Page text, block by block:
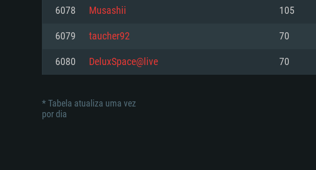
Disco: 23,1 GB
Network: Internet de banda larga.
Disco: 21,5 GB
Network: Internet de banda larga.
Disco: 21,5 GB
6078 Musashii 105
6079 taucher92 70
6080 DeluxSpace@live 70
* Tabela atualiza uma vez
por dia